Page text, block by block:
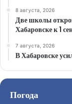
8 августа, 2026
Две школы
Хабаровске к 1
7 августа, 2026
В Хабаровске
Погода